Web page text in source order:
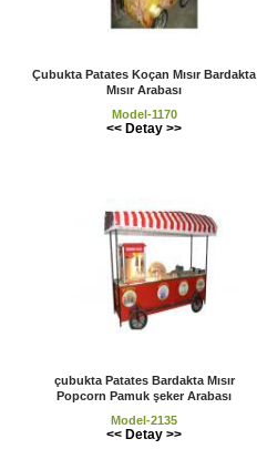
Çubukta Patates Koçan Mısır Bardakta
Mısır Arabası
Model-1170
<< Detay >>
çubukta Patates Bardakta Mısır
Popcorn Pamuk şeker Arabası
Model-2135
<< Detay >>